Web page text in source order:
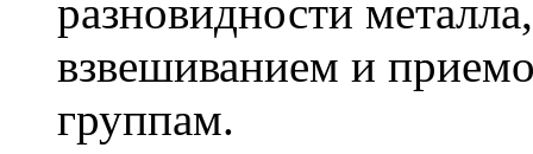
разновидности
взвешиванием и
группам.